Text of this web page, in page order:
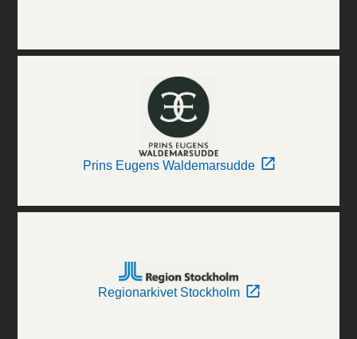
Prins Eugens Waldemarsudde
Regionarkivet Stockholm